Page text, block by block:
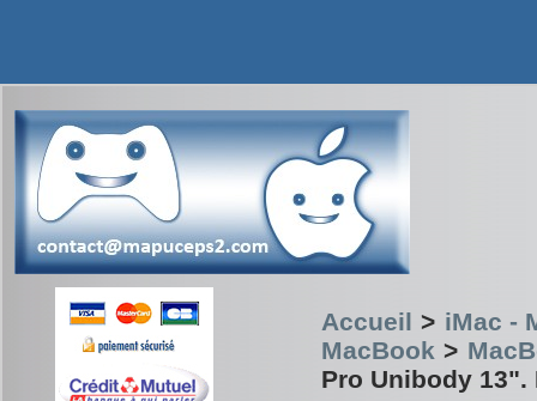
Accueil > iMac -
MacBook >
Pro Unibody 13".